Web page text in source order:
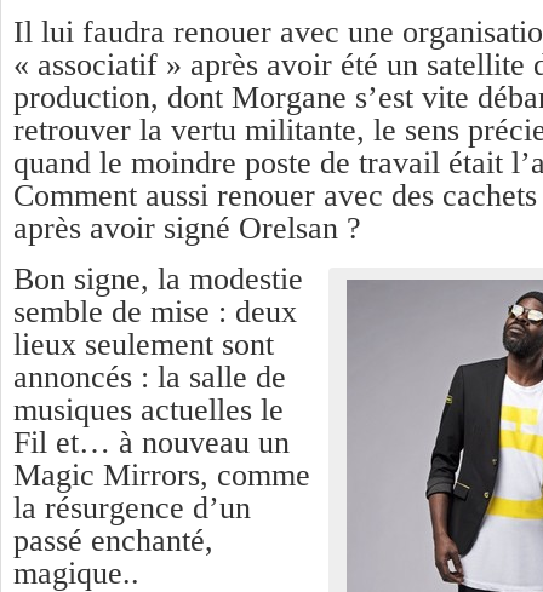
Il lui faudra renouer avec une
« associatif » après avoir été un satellite
production, dont Morgane s’est vite
retrouver la vertu militante, le sens
quand le moindre poste de travail était
Comment aussi renouer avec des
après avoir signé Orelsan ?
Bon signe, la modestie
semble de mise : deux
lieux seulement sont
annoncés : la salle de
musiques actuelles le
Fil et… à nouveau un
Magic Mirrors, comme
la résurgence d’un
passé enchanté,
magique..